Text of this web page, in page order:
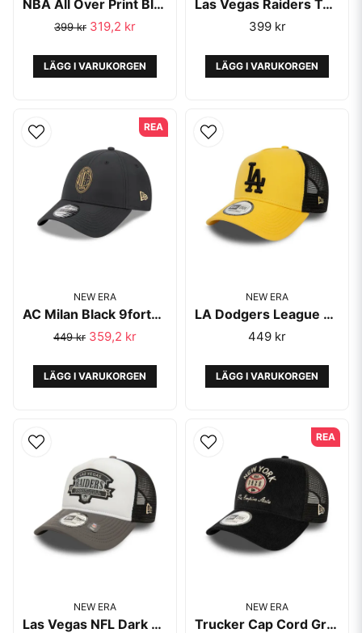
NBA All Over Print Black A-Frame Monochrome - New Era
399 kr 319,2 kr
LÄGG I VARUKORGEN
Las Vegas Raiders Team Colour Black A-Frame Trucker Cap - New Era
399 kr
LÄGG I VARUKORGEN
NEW ERA
AC Milan Black 9forty adjustable Cap - New Era
449 kr 359,2 kr
LÄGG I VARUKORGEN
REA
NEW ERA
LA Dodgers League Essential Yellow Trucker Cap - New Era
449 kr
LÄGG I VARUKORGEN
NEW ERA
Las Vegas NFL Dark Grey E-Frame Trucker Cap - New Era
NEW ERA
Trucker Cap Cord Graphic - New Era
REA